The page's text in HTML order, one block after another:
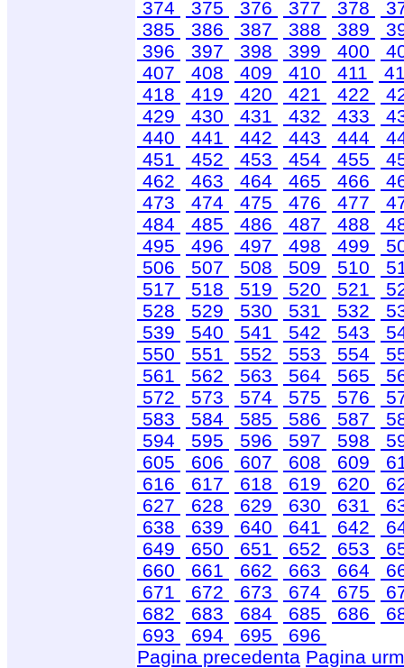
374
375 376 377 378
385
386 387 388 389
396
397 398 399 400
407
408 409 410 411
418
419 420 421 422
429
430 431 432 433
440
441 442 443 444
451
452 453 454 455
462
463 464 465 466
473
474 475 476 477
484
485 486 487 488
495
496 497 498 499
506
507 508 509 510
517
518 519 520 521
528
529 530 531 532
539
540 541 542 543
550
551 552 553 554
561
562 563 564 565
572
573 574 575 576
583
584 585 586 587
594
595 596 597 598
605
606 607 608 609
616
617 618 619 620
627
628 629 630 631
638
639 640 641 642
649
650 651 652 653
660
661 662 663 664
671
672 673 674 675
682
683 684 685 686
693
694 695
696
Pagina precedenta Pagina